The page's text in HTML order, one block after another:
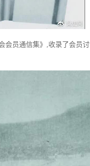
会员通信集》,收录了会员